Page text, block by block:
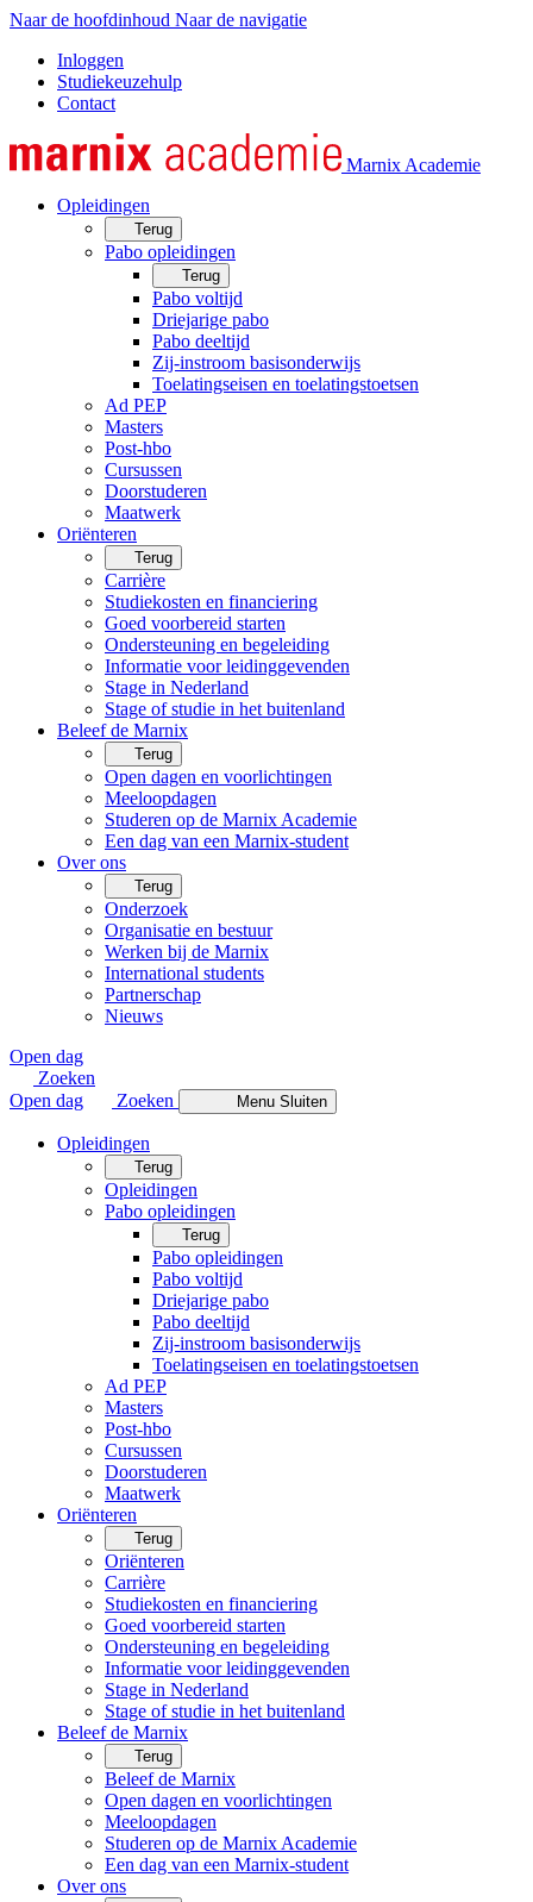
Naar de hoofdinhoud Naar de navigatie
Inloggen
Studiekeuzehulp
Contact
Marnix Academie
Opleidingen
Terug
Pabo opleidingen
Terug
Pabo voltijd
Driejarige pabo
Pabo deeltijd
Zij-instroom basisonderwijs
Toelatingseisen en toelatingstoetsen
Ad PEP
Masters
Post-hbo
Cursussen
Doorstuderen
Maatwerk
Oriënteren
Terug
Carrière
Studiekosten en financiering
Goed voorbereid starten
Ondersteuning en begeleiding
Informatie voor leidinggevenden
Stage in Nederland
Stage of studie in het buitenland
Beleef de Marnix
Terug
Open dagen en voorlichtingen
Meeloopdagen
Studeren op de Marnix Academie
Een dag van een Marnix-student
Over ons
Terug
Onderzoek
Organisatie en bestuur
Werken bij de Marnix
International students
Partnerschap
Nieuws
Open dag
Zoeken
Open dag
Zoeken Menu Sluiten
Opleidingen
Terug
Opleidingen
Pabo opleidingen
Terug
Pabo opleidingen
Pabo voltijd
Driejarige pabo
Pabo deeltijd
Zij-instroom basisonderwijs
Toelatingseisen en toelatingstoetsen
Ad PEP
Masters
Post-hbo
Cursussen
Doorstuderen
Maatwerk
Oriënteren
Terug
Oriënteren
Carrière
Studiekosten en financiering
Goed voorbereid starten
Ondersteuning en begeleiding
Informatie voor leidinggevenden
Stage in Nederland
Stage of studie in het buitenland
Beleef de Marnix
Terug
Beleef de Marnix
Open dagen en voorlichtingen
Meeloopdagen
Studeren op de Marnix Academie
Een dag van een Marnix-student
Over ons